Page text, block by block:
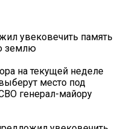
увековечить память
землю
на текущей неделе
место под
генерал-майору